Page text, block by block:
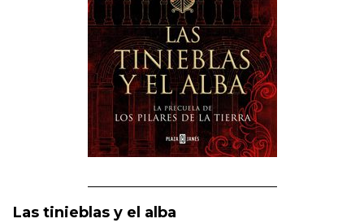
Las tinieblas y el alba